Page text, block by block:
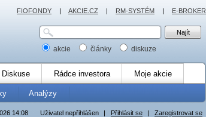
akcie články diskuze
Diskuse Rádce investora Moje akcie
Analýzy
Uživatel nepřihlášen | Přihlásit se | Zaregistrovat se
14:08
FIOFONDY | AKCIE.CZ | RM-SYSTÉM | E-BROKER